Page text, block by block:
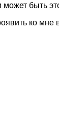
может быть
ко мне